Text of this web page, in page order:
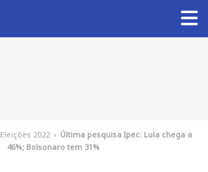
Eleições 2022 › Última pesquisa Ipec: Lula chega a
46%; Bolsonaro tem 31%